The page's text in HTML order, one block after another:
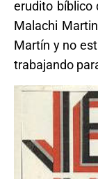
erudito bíblico
Malachi
Martín y no
trabajando